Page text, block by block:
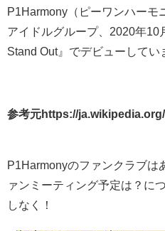
P1Harmony（ピーワンハーモ
アイドルグループ、2020年10
Stand Out』でデビューしてい
参考元https://
P1Harmonyのファンクラブは
ァンミーティング予定は？に
しなく！